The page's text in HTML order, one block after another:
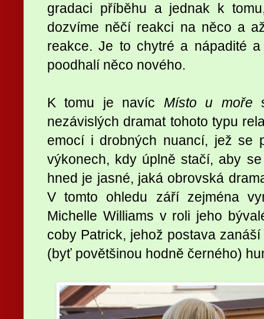
gradaci příběhu a jednak k
dozvíme něčí reakci na něco a
reakce. Je to chytré a nápadité
poodhalí něco nového.
K tomu je navíc Místo u moře
nezávislých dramat tohoto typu
emocí i drobných nuancí, jež se
výkonech, kdy úplně stačí, aby
hned je jasné, jaká obrovská
V tomto ohledu září zejména
Michelle Williams v roli jeho
coby Patrick, jehož postava
(byť povětšinou hodně černého)